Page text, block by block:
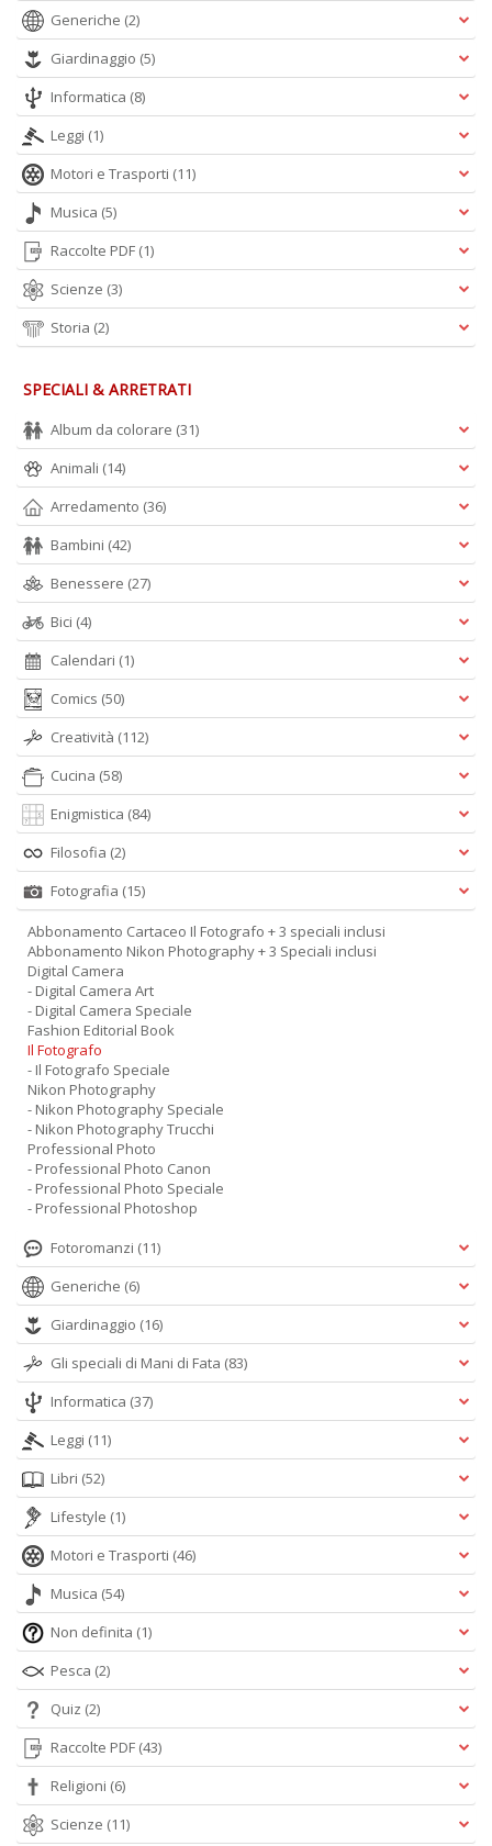
Generiche (2)
Giardinaggio (5)
Informatica (8)
Leggi (1)
Motori e Trasporti (11)
Musica (5)
Raccolte PDF (1)
Scienze (3)
Storia (2)
SPECIALI & ARRETRATI
Album da colorare (31)
Animali (14)
Arredamento (36)
Bambini (42)
Benessere (27)
Bici (4)
Calendari (1)
Comics (50)
Creatività (112)
Cucina (58)
Enigmistica (84)
Filosofia (2)
Fotografia (15)
Abbonamento Cartaceo Il Fotografo + 3 speciali inclusi
Abbonamento Nikon Photography + 3 Speciali inclusi
Digital Camera
- Digital Camera Art
- Digital Camera Speciale
Fashion Editorial Book
Il Fotografo
- Il Fotografo Speciale
Nikon Photography
- Nikon Photography Speciale
- Nikon Photography Trucchi
Professional Photo
- Professional Photo Canon
- Professional Photo Speciale
- Professional Photoshop
Fotoromanzi (11)
Generiche (6)
Giardinaggio (16)
Gli speciali di Mani di Fata (83)
Informatica (37)
Leggi (11)
Libri (52)
Lifestyle (1)
Motori e Trasporti (46)
Musica (54)
Non definita (1)
Pesca (2)
Quiz (2)
Raccolte PDF (43)
Religioni (6)
Scienze (11)